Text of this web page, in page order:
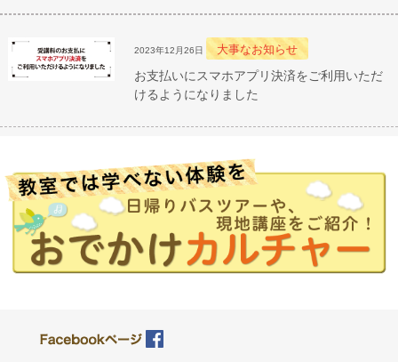
2023年12月26日 大事なお知らせ
お支払いにスマホアプリ決済をご利用いただ
けるようになりました